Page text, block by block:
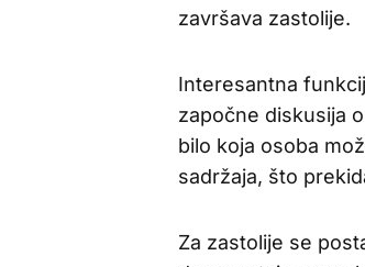
završava zastolije.
Interesantna
započne diskusija
bilo koja osoba
sadržaja, što
Za zastolije se